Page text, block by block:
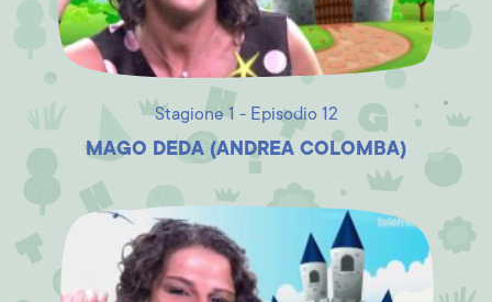
Stagione 1 - Episodio 12
MAGO DEDA (ANDREA COLOMBA)